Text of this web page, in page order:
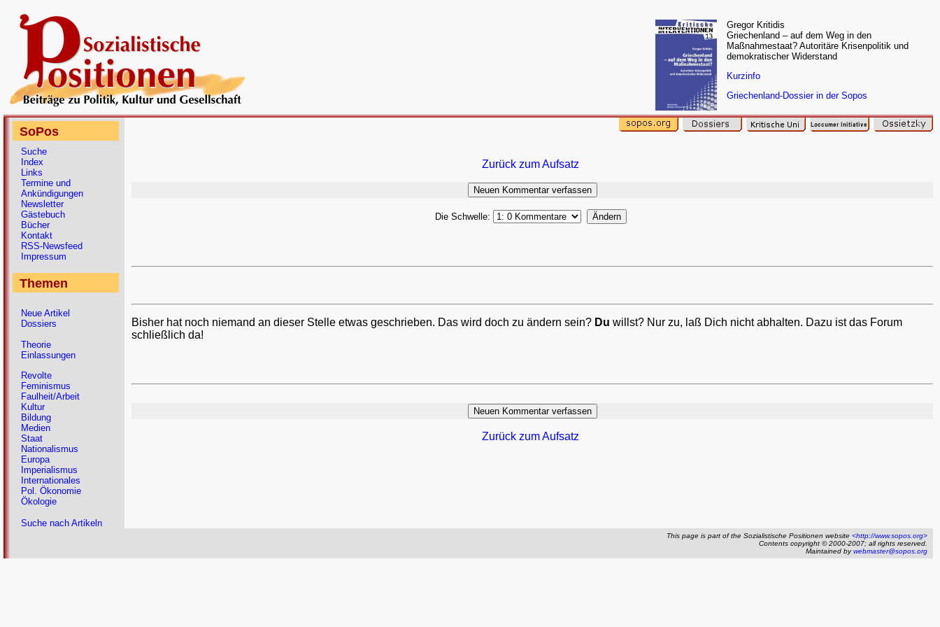
Gregor Kritidis
Griechenland – auf dem Weg in den
Maßnahmestaat? Autoritäre Krisenpolitik und
demokratischer Widerstand
Kurzinfo
Griechenland-Dossier in der Sopos
Zurück zum Aufsatz
Die Schwelle:
Bisher hat noch niemand an dieser Stelle etwas geschrieben. Das wird doch zu ändern sein? Du willst? Nur zu, laß Dich nicht abhalten. Dazu ist das Forum
schließlich da!
Zurück zum Aufsatz
SoPos
Suche
Index
Links
Termine und
Ankündigungen
Newsletter
Gästebuch
Bücher
Kontakt
RSS-Newsfeed
Impressum
Themen
Neue Artikel
Dossiers
Theorie
Einlassungen
Revolte
Feminismus
Faulheit/Arbeit
Kultur
Bildung
Medien
Staat
Nationalismus
Europa
Imperialismus
Internationales
Pol. Ökonomie
Ökologie
Suche nach Artikeln
This page is part of the Sozialistische Positionen website <http://www.sopos.org>
Contents copyright © 2000-2007; all rights reserved.
Maintained bywebmaster@sopos.org